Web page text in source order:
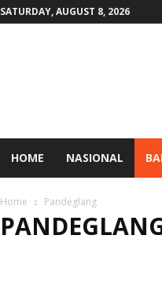
SATURDAY, AUGUST 8, 2026
HOME NASIONAL
Home Pandeglang